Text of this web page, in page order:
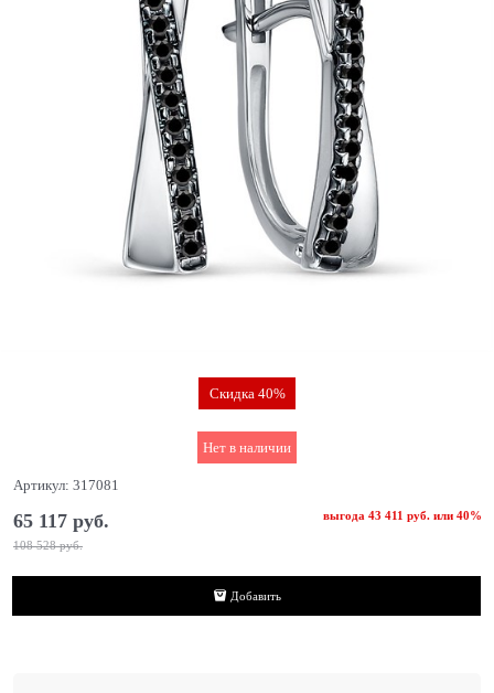
Скидка 40%
Нет в наличии
Артикул: 317081
108 528 руб.
65 117 руб. выгода 43 411 руб.или 40%
Добавить